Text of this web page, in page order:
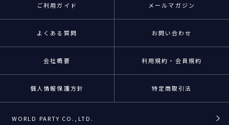
ご利用ガイド メールマガジン
よくある質問 お問い合わせ
会社概要 利用規約・会員規約
個人情報保護方針 特定商取引法
WORLD PARTY CO.,LTD.